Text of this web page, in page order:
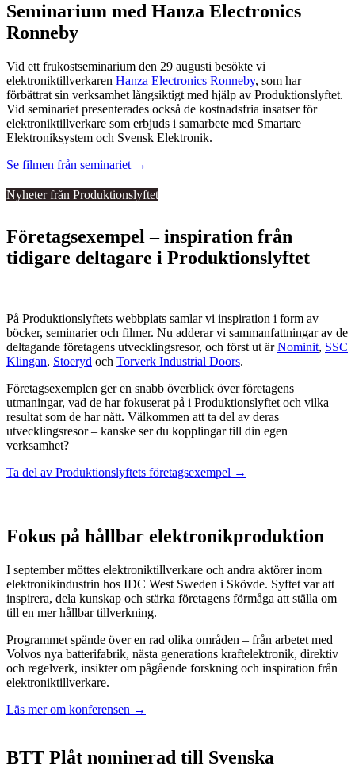
Seminarium med Hanza Electronics
Ronneby
Vid ett frukostseminarium den 29 augusti besökte vi
elektroniktillverkaren Hanza Electronics Ronneby, som har
förbättrat sin verksamhet långsiktigt med hjälp av Produktionslyftet.
Vid seminariet presenterades också de kostnadsfria insatser för
elektroniktillverkare som erbjuds i samarbete med Smartare
Elektroniksystem och Svensk Elektronik.
Se filmen från seminariet →
Nyheter från Produktionslyftet
Företagsexempel – inspiration från
tidigare deltagare i Produktionslyftet
På Produktionslyftets webbplats samlar vi inspiration i form av
böcker, seminarier och filmer. Nu adderar vi sammanfattningar av de
deltagande företagens utvecklingsresor, och först ut ärNominit, SSC
Klingan, Stoeryd och Torverk Industrial Doors.
Företagsexemplen ger en snabb överblick över företagens
utmaningar, vad de har fokuserat på i Produktionslyftet och vilka
resultat som de har nått. Välkommen att ta del av deras
utvecklingsresor – kanske ser du kopplingar till din egen
verksamhet?
Ta del av Produktionslyftets företagsexempel →
Fokus på hållbar elektronikproduktion
I september möttes elektroniktillverkare och andra aktörer inom
elektronikindustrin hos IDC West Sweden i Skövde. Syftet var att
inspirera, dela kunskap och stärka företagens förmåga att ställa om
till en mer hållbar tillverkning.
Programmet spände över en rad olika områden – från arbetet med
Volvos nya batterifabrik, nästa generations kraftelektronik, direktiv
och regelverk, insikter om pågående forskning och inspiration från
elektroniktillverkare.
Läs mer om konferensen →
BTT Plåt nominerad till Svenska